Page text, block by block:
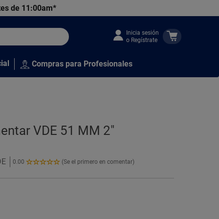
de 11:00am*
Inicia sesión
o Regístrate
Compras para Profesionales
VDE 51 MM 2"
0.00
0.00
(Se el primero en comentar)